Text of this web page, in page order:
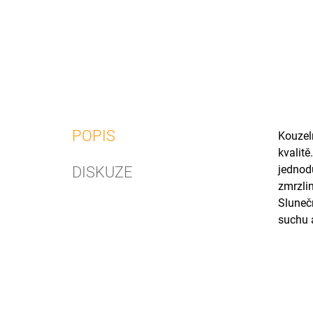
POPIS
DISKUZE
suchu